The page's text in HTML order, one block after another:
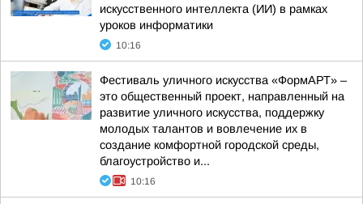
искусственного интеллекта (ИИ) в рамках
уроков информатики
10:16
Фестиваль уличного искусства «ФормАРТ» –
это общественный проект, направленный на
развитие уличного искусства, поддержку
молодых талантов и вовлечение их в
создание комфортной городской среды,
благоустройство и...
10:16